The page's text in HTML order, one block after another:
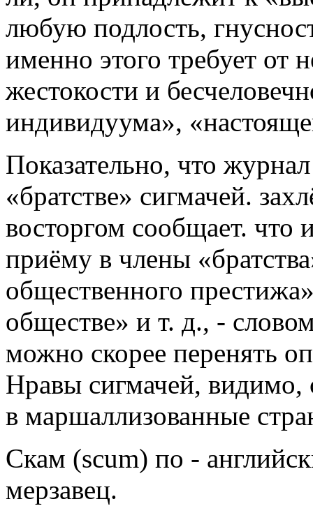
любую подлость,
именно этого требует от
жестокости и
индивидуума»,
Показательно, что
«братстве» сигмачей.
восторгом сообщает.
приёму в члены
общественного
обществе» и т. д., -
можно скорее перенять
Нравы сигмачей, видимо,
в маршаллизованные
Скам (scum) по -
мерзавец.